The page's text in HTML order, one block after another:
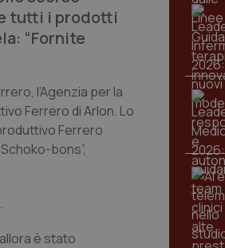
tutti i prodotti
“Fornite
l’Agenzia per la
Ferrero di Arlon. Lo
Ferrero
bons”,
è stato